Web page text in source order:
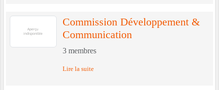
Commission Développement &
Communication
3 membres
Lire la suite